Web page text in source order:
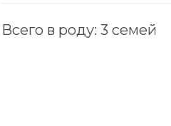
Всего в роду: 3 семей